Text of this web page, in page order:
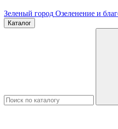
Зеленый город Озеленение и
Каталог